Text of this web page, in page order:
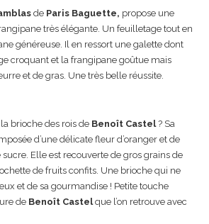
de Paris Baguette, propose une
très élégante. Un feuilletage tout en
généreuse. Il en ressort une galette dont
croquant et la frangipane goûtue mais
et de gras. Une très belle réussite.
brioche des rois de Benoît Castel? Sa
d’une délicate fleur d’oranger et de
Elle est recouverte de gros grains de
de fruits confits. Une brioche qui ne
et de sa gourmandise ! Petite touche
de Benoît Castelque l’on retrouve avec